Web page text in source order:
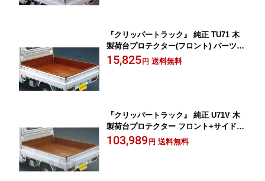
『クリッパートラック』 純正 TU71 木
製荷台プロテクター(フロント) パーツ
日産純正部品 CLIPPER オプション ア
クセサリー 用品
15,825 円 送料無料
『クリッパートラック』 純正 U71V 木
製荷台プロテクター フロント+サイド＋
フロアのセット パーツ 日産純正部品 C
LIPPER オプション アクセサリー 用品
103,989 円 送料無料